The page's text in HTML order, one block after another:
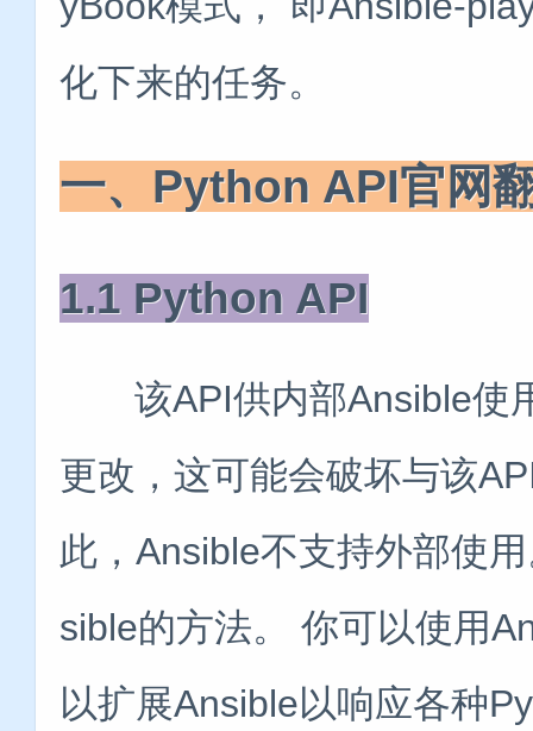
化下来的任务。
一、Python API官网
1.1 Python API
该API供内部Ansible使
更改，这可能会破坏与该
此，Ansible不支持外部使
sible的方法。 你可以使用
以扩展Ansible以响应各种